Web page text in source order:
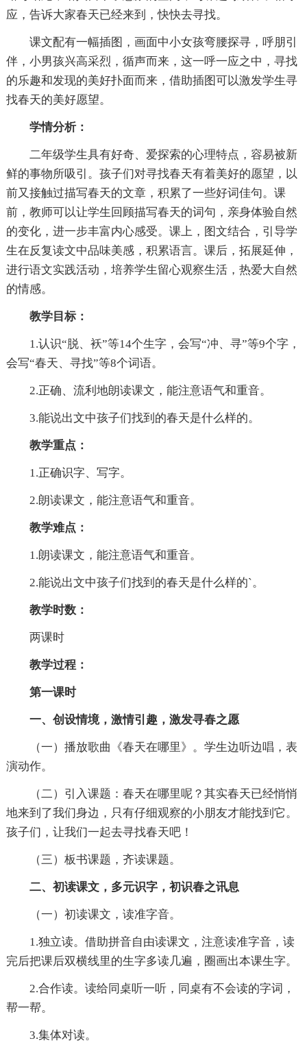
应，告诉大家春天已经来到，快快去寻找。
课文配有一幅插图，画面中小女孩弯腰探寻，呼朋引
伴，小男孩兴高采烈，循声而来，这一呼一应之中，寻找
的乐趣和发现的美好扑面而来，借助插图可以激发学生寻
找春天的美好愿望。
学情分析：
二年级学生具有好奇、爱探索的心理特点，容易被新
鲜的事物所吸引。孩子们对寻找春天有着美好的愿望，以
前又接触过描写春天的文章，积累了一些好词佳句。课
前，教师可以让学生回顾描写春天的词句，亲身体验自然
的变化，进一步丰富内心感受。课上，图文结合，引导学
生在反复读文中品味美感，积累语言。课后，拓展延伸，
进行语文实践活动，培养学生留心观察生活，热爱大自然
的情感。
教学目标：
1.认识“脱、袄”等14个生字，会写“冲、寻”等9个字，
会写“春天、寻找”等8个词语。
2.正确、流利地朗读课文，能注意语气和重音。
3.能说出文中孩子们找到的春天是什么样的。
教学重点：
1.正确识字、写字。
2.朗读课文，能注意语气和重音。
教学难点：
1.朗读课文，能注意语气和重音。
2.能说出文中孩子们找到的春天是什么样的`。
教学时数：
两课时
教学过程：
第一课时
一、创设情境，激情引趣，激发寻春之愿
（一）播放歌曲《春天在哪里》。学生边听边唱，表
演动作。
（二）引入课题：春天在哪里呢？其实春天已经悄悄
地来到了我们身边，只有仔细观察的小朋友才能找到它。
孩子们，让我们一起去寻找春天吧！
（三）板书课题，齐读课题。
二、初读课文，多元识字，初识春之讯息
（一）初读课文，读准字音。
1.独立读。借助拼音自由读课文，注意读准字音，读
完后把课后双横线里的生字多读几遍，圈画出本课生字。
2.合作读。读给同桌听一听，同桌有不会读的字词，
帮一帮。
3.集体对读。